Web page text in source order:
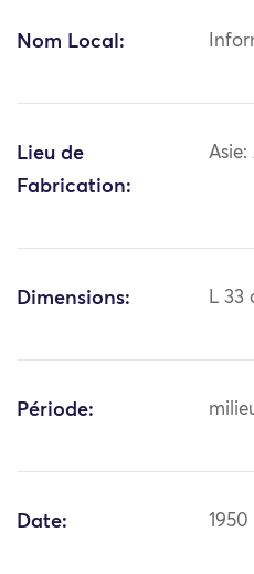
Nom Local:
Lieu de
Fabrication:
Dimensions: L 33
Période:
Date: 1950